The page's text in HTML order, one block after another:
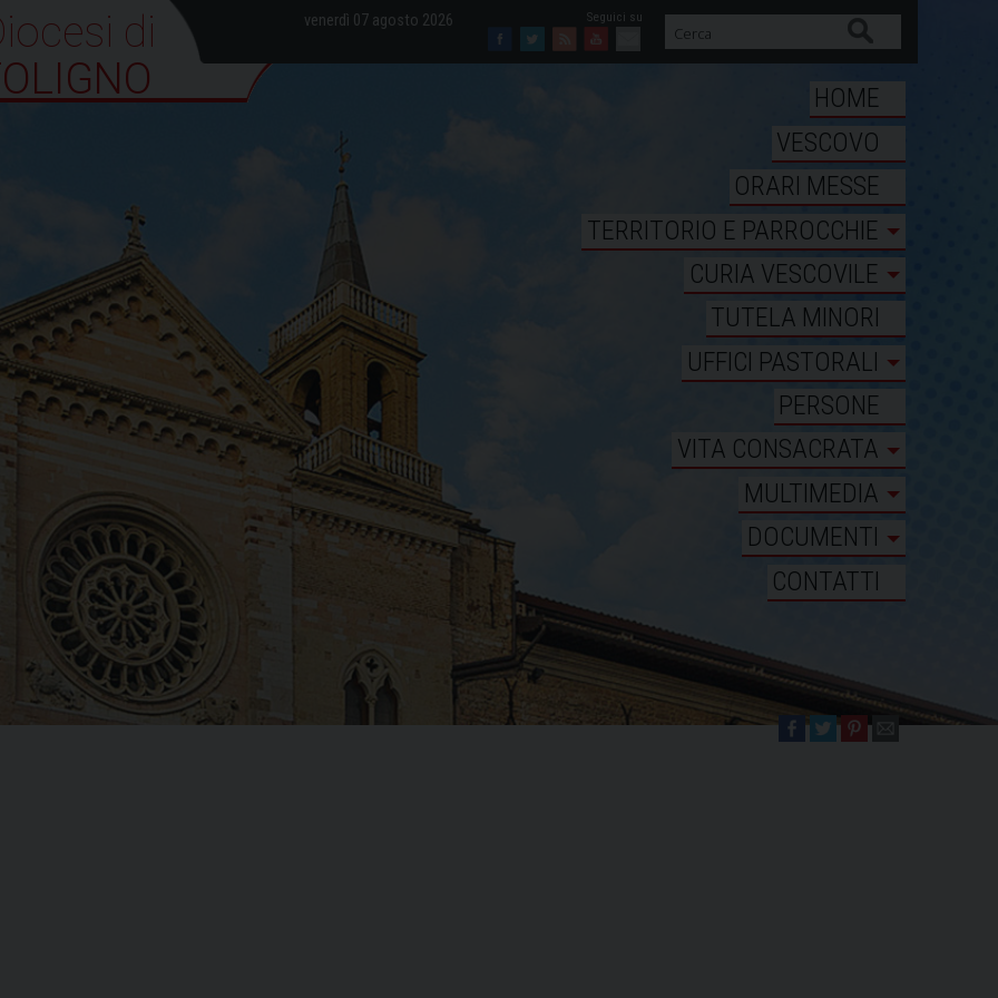
venerdì 07 agosto 2026
Facebook
Twitter
FeedYoutube
Mail
di Foligno
HOME
VESCOVO
ORARI MESSE
TERRITORIO E PARROCCHIE
CURIA VESCOVILE
TUTELA MINORI
UFFICI PASTORALI
PERSONE
VITA CONSACRATA
MULTIMEDIA
DOCUMENTI
CONTATTI